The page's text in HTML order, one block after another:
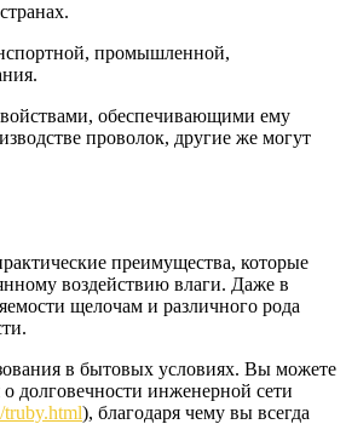
промышленной,
обеспечивающими ему
проволок, другие же могут
преимущества, которые
воздействию влаги. Даже в
щелочам и различного рода
в бытовых условиях. Вы можете
долговечности инженерной сети
truby.html), благодаря чему вы всегда